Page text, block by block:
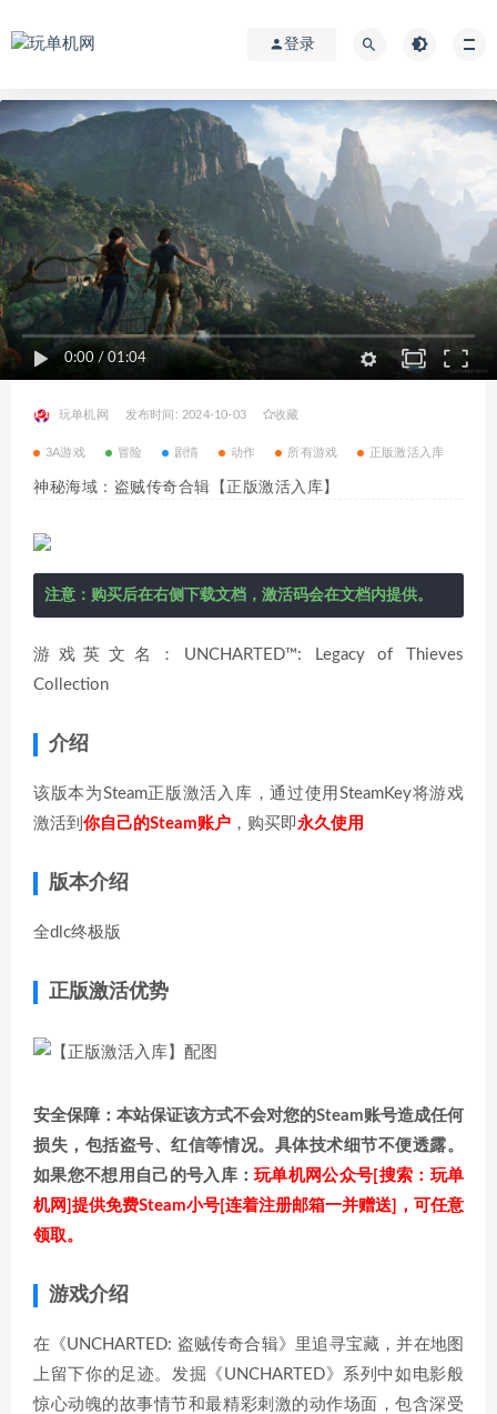
登录
0:00 / 01:04
玩单机网 发布时间: 2024-10-03 收藏
3A游戏 冒险 剧情 动作 所有游戏 正版激活入库
神秘海域：盗贼传奇合辑【正版激活入库】
注意：购买后在右侧下载文档，激活码会在文档内提供。
游戏英文名：UNCHARTED™: Legacy of Thieves
Collection
介绍
该版本为Steam正版激活入库，通过使用SteamKey将游戏
激活到 你自己的Steam账户 ，购买即永久使用
版本介绍
全dlc终极版
正版激活优势
安全保障：本站保证该方式不会对您的Steam账号造成任何
损失，包括盗号、红信等情况。具体技术细节不便透露。
如果您不想用自己的号入库：玩单机网公众号[搜索：玩单
机网]提供免费Steam小号[连着注册邮箱一并赠送]，可任意
领取。
游戏介绍
在《UNCHARTED: 盗贼传奇合辑》里追寻宝藏，并在地图
上留下你的足迹。发掘《UNCHARTED》系列中如电影般
惊心动魄的故事情节和最精彩刺激的动作场面，包含深受